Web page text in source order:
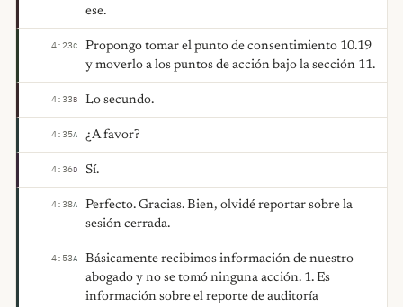
ese.
4:23C
Propongo tomar el punto de consentimiento 10.19
y moverlo a los puntos de acción bajo la sección 11.
4:33B Lo secundo.
4:35A ¿A favor?
4:36D Sí.
4:38A
Perfecto. Gracias. Bien, olvidé reportar sobre la
sesión cerrada.
4:53A
Básicamente recibimos información de nuestro
abogado y no se tomó ninguna acción. 1. Es
información sobre el reporte de auditoría